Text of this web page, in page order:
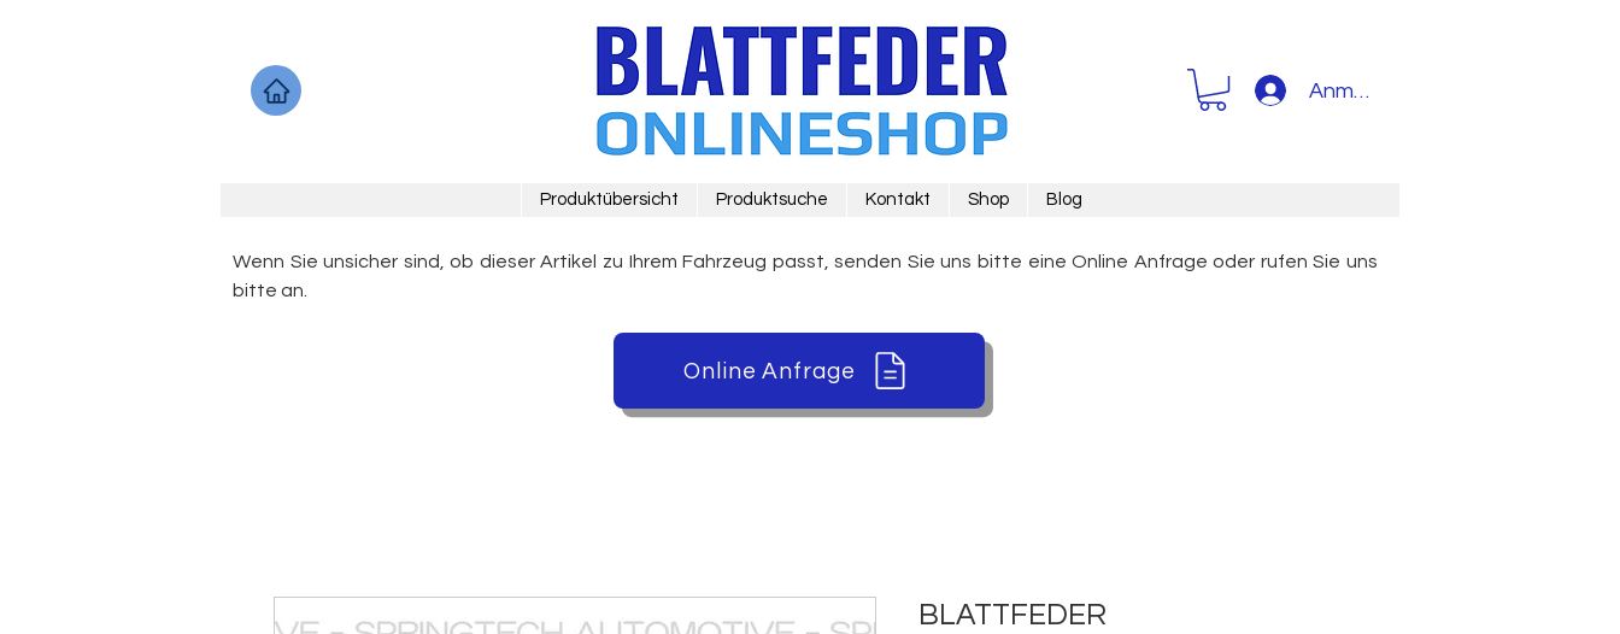
Anmelden
Produktübersicht Produktsuche Kontakt Shop Blog
Wenn Sie unsicher sind, ob dieser Artikel zu Ihrem Fahrzeug passt, senden Sie uns bitte eine Online Anfrage oder rufen Sie uns
bitte an.
Online Anfrage
BLATTFEDER